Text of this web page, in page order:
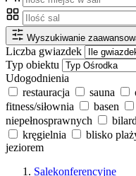
Wyszukiwanie
Liczba gwiazdek
Typ obiektu
Udogodnienia
restauracja
sauna
fitness/siłownia
basen
niepełnosprawnych
bilard
kręgielnia
blisko
jeziorem
Salekonferencyjne